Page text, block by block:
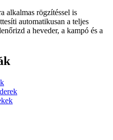
alkalmas rögzítéssel is
automatikusan a teljes
a heveder, a kampó és a